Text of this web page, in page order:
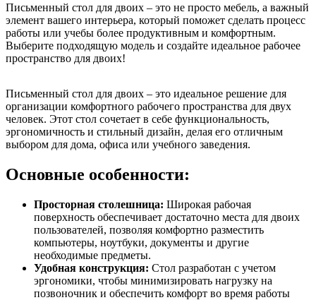
Письменный стол для двоих – это не просто мебель, а важный
элемент вашего интерьера, который поможет сделать процесс
работы или учебы более продуктивным и комфортным.
Выберите подходящую модель и создайте идеальное рабочее
пространство для двоих!
Письменный стол для двоих – это идеальное решение для
организации комфортного рабочего пространства для двух
человек. Этот стол сочетает в себе функциональность,
эргономичность и стильный дизайн, делая его отличным
выбором для дома, офиса или учебного заведения.
Основные особенности:
Просторная столешница: Широкая рабочая
поверхность обеспечивает достаточно места для двоих
пользователей, позволяя комфортно разместить
компьютеры, ноутбуки, документы и другие
необходимые предметы.
Удобная конструкция: Стол разработан с учетом
эргономики, чтобы минимизировать нагрузку на
позвоночник и обеспечить комфорт во время работы